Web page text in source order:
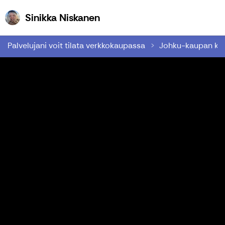
Sinikka NiskanenSinikka Niskanen
Palvelujani voit tilata verkkokaupassa Johku-kaupan